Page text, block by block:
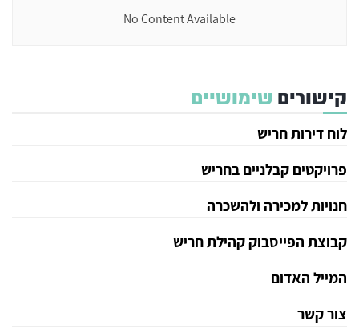
No Content Available
קישורים שימושיים
לוח דירות חריש
פרויקטים קבלניים בחריש
חנויות למכירה ולהשכרה
קבוצת הפייסבוק קהילת חריש
המייל האדום
צור קשר